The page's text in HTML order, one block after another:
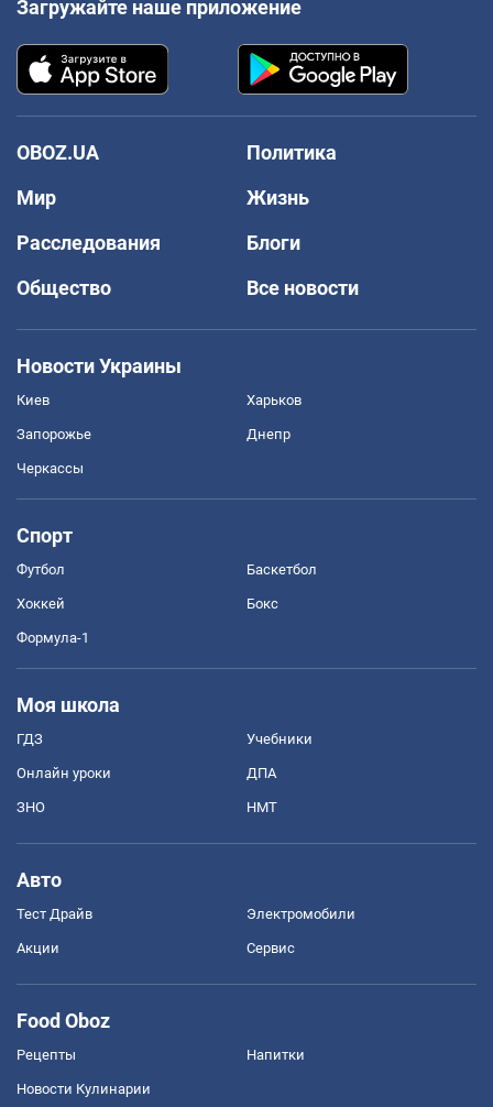
Загружайте наше приложение
OBOZ.UA
Политика
Мир
Жизнь
Расследования
Блоги
Общество
Все новости
Новости Украины
Киев Харьков
Запорожье Днепр
Черкассы
Спорт
Футбол Баскетбол
Хоккей Бокс
Формула-1
Моя школа
ГДЗ Учебники
Онлайн уроки ДПА
ЗНО НМТ
Авто
Тест Драйв Электромобили
Акции Сервис
Food Oboz
Рецепты Напитки
Новости Кулинарии